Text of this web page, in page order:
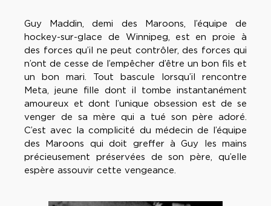
Guy Maddin, demi des Maroons, l’équipe de
hockey-sur-glace de Winnipeg, est en proie à
des forces qu’il ne peut contrôler, des forces qui
n’ont de cesse de l’empêcher d’être un bon fils et
un bon mari. Tout bascule lorsqu’il rencontre
Meta, jeune fille dont il tombe instantanément
amoureux et dont l’unique obsession est de se
venger de sa mère qui a tué son père adoré.
C’est avec la complicité du médecin de l’équipe
des Maroons qui doit greffer à Guy les mains
précieusement préservées de son père, qu’elle
espère assouvir cette vengeance.